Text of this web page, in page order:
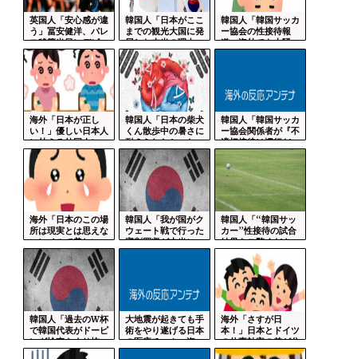
英国人「安心感が違
う」冨安健洋、パレ
ス移籍当日にデビ...
韓国人「日本がここ
までの観光大国に発
展した本当の理由...
韓国人「韓国サッカ
ー協会の性接待報
道、海外でも大騒
海外「日本が正し
い！」優しい日本人
に甘える外国人に
海...
韓国人「日本の柴犬
くん散歩中の暑さに
耐えられなかった...
韓国人「韓国サッカ
ー協会関係者が『不
適切接待は慣行だ...
海外「日本のこの場
所は現実とは思えな
いレベルで美しい...
韓国人「我が国がク
ウェート戦で行った
審判買収が本当に...
韓国人「“韓国サッ
カー”性接待の試合
結果をご覧くださ...
韓国人「過去のW杯
で韓国代表がドーピ
ング検査をすり抜...
大地震が起きても手
術をやり遂げる日本
の医療チーム、海...
海外「さすが日
本！」日本とドイツ
の仕事効率の差が分
か...